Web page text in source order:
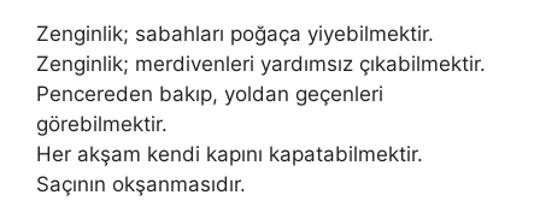
Zenginlik; sabahları poğaça yiyebilmektir.
Zenginlik; merdivenleri yardımsız çıkabilmektir.
Pencereden bakıp, yoldan geçenleri
görebilmektir.
Her akşam kendi kapını kapatabilmektir.
Saçının okşanmasıdır.